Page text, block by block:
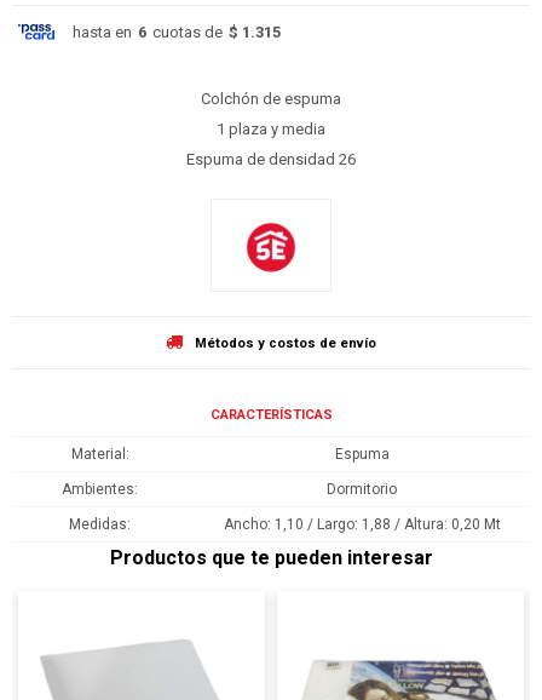
hasta en 6 cuotas de $ 1.315
Colchón de espuma
1 plaza y media
Espuma de densidad 26
Métodos y costos de envío
CARACTERÍSTICAS
Material Espuma
Ambientes Dormitorio
Medidas Ancho: 1,10 / Largo: 1,88 / Altura: 0,20 Mt
Productos que te pueden interesar